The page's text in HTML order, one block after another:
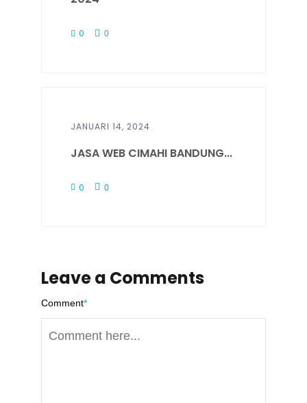
0 0
JANUARI 14, 2024
JASA WEB CIMAHI BANDUNG...
0 0
Leave a Comments
Comment*